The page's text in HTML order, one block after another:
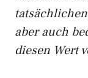
aber auch
diesen Wert